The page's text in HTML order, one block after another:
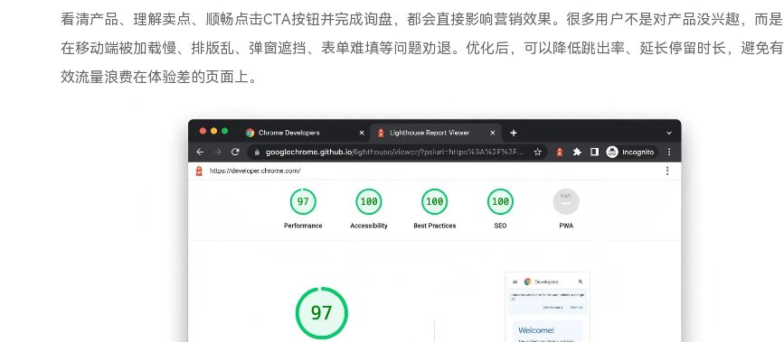
看清产品、理解卖点、顺畅点击CTA按钮并完成询盘，都会直接影响营销效果。很多用户不是对产品没兴趣，而是
在移动端被加载慢、排版乱、弹窗遮挡、表单难填等问题劝退。优化后，可以降低跳出率、延长停留时长，避免有
效流量浪费在体验差的页面上。